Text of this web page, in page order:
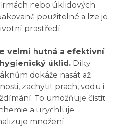
nebo úklidových
použitelné a lze je
prostředí.
velmi hutná a efektivní
úklid. Díky
dokáže nasát až
zachytit prach, vodu i
To umožňuje čistit
a urychluje
množení